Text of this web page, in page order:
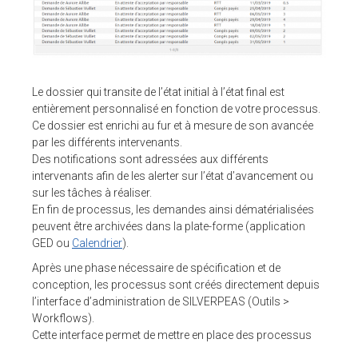
SUPPORT
COMMUNAUTÉ OPEN SOURCE
SUIVEZ-NOUS
REJOIGNEZ-NOUS
NOS VIDÉOS SUR
Le dossier qui transite de l’état initial à l’état final est
entièrement personnalisé en fonction de votre processus.
Ce dossier est enrichi au fur et à mesure de son avancée
par les différents intervenants.
Des notifications sont adressées aux différents
intervenants afin de les alerter sur l’état d’avancement ou
sur les tâches à réaliser.
En fin de processus, les demandes ainsi dématérialisées
peuvent être archivées dans la plate-forme (application
GED ou Calendrier).
Après une phase nécessaire de spécification et de
conception, les processus sont créés directement depuis
l’interface d’administration de SILVERPEAS (Outils >
Workflows).
Cette interface permet de mettre en place des processus